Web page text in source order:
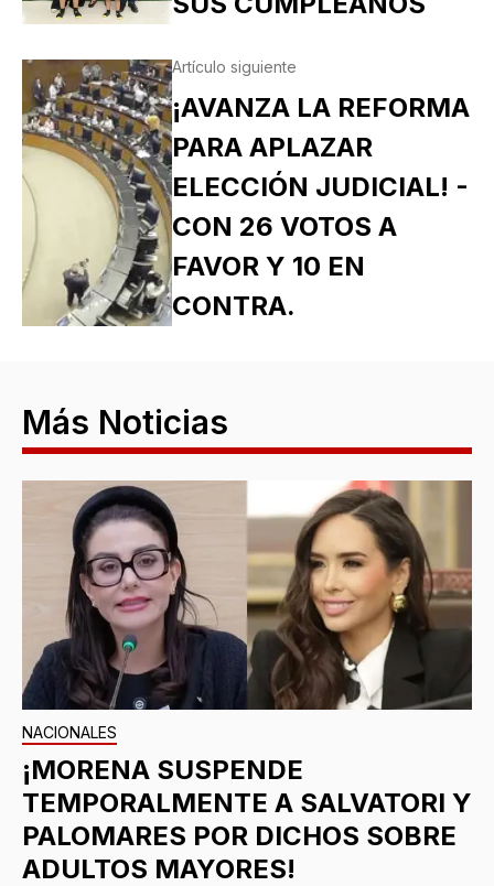
Artículo siguiente
¡AVANZA LA REFORMA
PARA APLAZAR
ELECCIÓN JUDICIAL! -
CON 26 VOTOS A
FAVOR Y 10 EN
CONTRA.
Más Noticias
NACIONALES
¡MORENA SUSPENDE
TEMPORALMENTE A SALVATORI Y
PALOMARES POR DICHOS SOBRE
ADULTOS MAYORES!